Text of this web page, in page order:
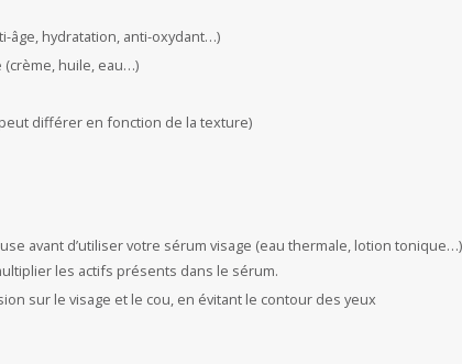
âge, hydratation, anti-oxydant…)
huile, eau…)
différer en fonction de la texture)
avant d’utiliser votre sérum visage (eau thermale, lotion
les actifs présents dans le sérum.
sur le visage et le cou, en évitant le contour des yeux